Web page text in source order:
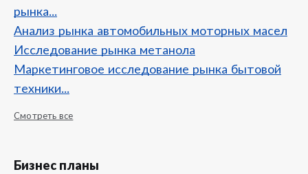
рынка...
Анализ рынка автомобильных моторных масел
Исследование рынка метанола
Маркетинговое исследование рынка бытовой
техники...
Смотреть все
Бизнес планы